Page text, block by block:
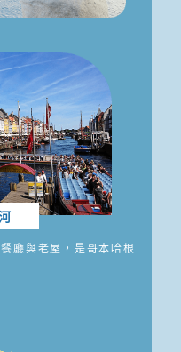
廳與老屋，是哥本哈根